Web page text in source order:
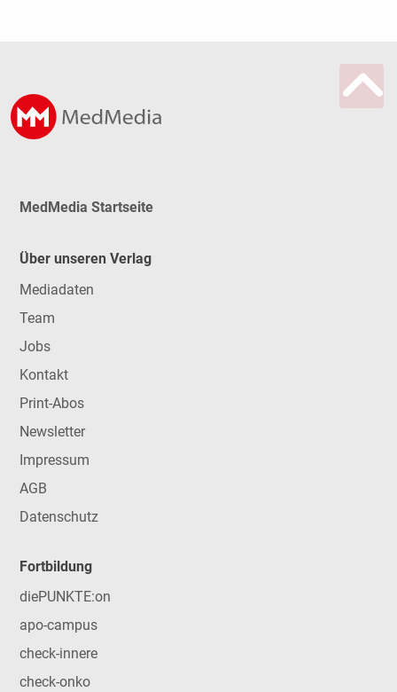
MedMedia Startseite
Über unseren Verlag
Mediadaten
Team
Jobs
Kontakt
Print-Abos
Newsletter
Impressum
AGB
Datenschutz
Fortbildung
diePUNKTE:on
apo-campus
check-innere
check-onko